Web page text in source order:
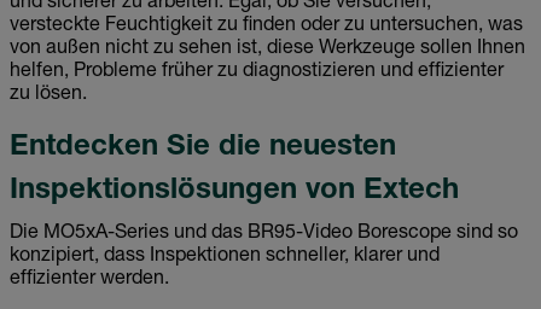
versteckte Feuchtigkeit zu finden oder zu untersuchen, was
von außen nicht zu sehen ist, diese Werkzeuge sollen Ihnen
helfen, Probleme früher zu diagnostizieren und effizienter
zu lösen.
Entdecken Sie die neuesten
Inspektionslösungen von Extech
Die MO5xA-Series und das BR95-Video Borescope sind so
konzipiert, dass Inspektionen schneller, klarer und
effizienter werden.